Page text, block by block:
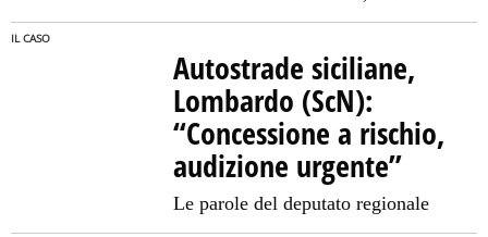
IL CASO
Autostrade siciliane,
Lombardo (ScN):
“Concessione a rischio,
audizione urgente”
Le parole del deputato regionale